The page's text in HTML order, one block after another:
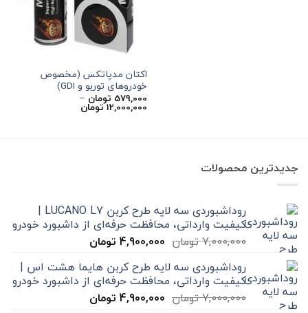
اکتان مدپاتکس (مخصوص
خودروهای توربو و GDI)
579,000 تومان –
12,000,000تومانمحدوده
قیمت:
جدیدترین محصولات
روداشبوردی سه‌ لایه طرح کربن LUCANO L7 |
کیفیت وارداتی، محافظت حرفه‌ای از داشبورد خودرو
7,000,000تومان قیمت
7,000,000 تومان
بود.
4,900,000 تومانقیمت
4,900,000 تومان
است.
روداشبوردی سه‌ لایه طرح کربن هایما هشت اس |
کیفیت وارداتی، محافظت حرفه‌ای از داشبورد خودرو
7,000,000تومان قیمت
4,900,000 تومانقیمت